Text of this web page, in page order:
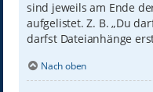
sind jeweils am Ende
aufgelistet. Z. B. „Du
darfst Dateianhänge
Nach oben